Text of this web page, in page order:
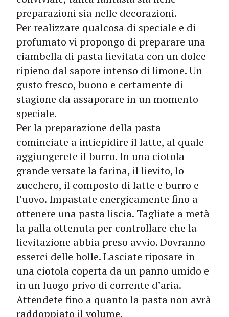
preparazioni sia nelle decorazioni.
Per realizzare qualcosa di speciale e di
profumato vi propongo di preparare una
ciambella di pasta lievitata con un dolce
ripieno dal sapore intenso di limone. Un
gusto fresco, buono e certa­mente di
stagione da assaporare in un momento
speciale.
Per la preparazione della pasta
cominciate a intiepidire il latte, al quale
aggiungerete il burro. In una ciotola
grande versate la farina, il lievito, lo
zucchero, il composto di latte e burro e
l’uovo. Impastate energicamente fino a
ottenere una pasta liscia. Tagliate a metà
la palla ottenuta per controllare che la
lievitazione abbia preso avvio. Dovranno
esserci delle bolle. Lasciate riposare in
una ciotola coperta da un panno umido e
in un luogo privo di corrente d’aria.
Attendete fino a quanto la pasta non avrà
raddoppiato il volume.